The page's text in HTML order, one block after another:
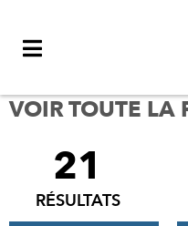
VOIR TOUTE
FILTRER
RÉSULTATS
21
RÉSULTATS